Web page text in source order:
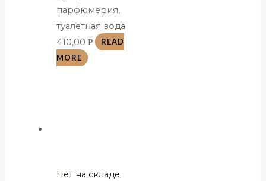
парфюмерия,
туалетная вода
410,00Р
READ
MORE
Нет на складе